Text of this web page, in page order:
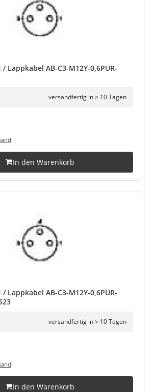
Lappkabel AB-C3-M12Y-0,6PUR-
versandfertig in > 10 Tagen
In den Warenkorb
Lappkabel AB-C3-M12Y-0,6PUR-
versandfertig in > 10 Tagen
In den Warenkorb